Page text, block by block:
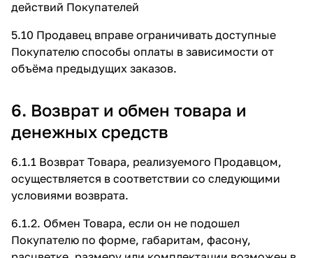
действий Покупателей
5.10 Продавец вправе ограничивать доступные
Покупателю способы оплаты в зависимости от
объёма предыдущих заказов.
6. Возврат и обмен товара и
денежных средств
6.1.1 Возврат Товара, реализуемого Продавцом,
осуществляется в соответствии со следующими
условиями возврата.
6.1.2. Обмен Товара, если он не подошел
Покупателю по форме, габаритам, фасону,